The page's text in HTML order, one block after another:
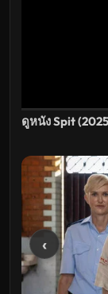
ดูหนัง Spit
‹